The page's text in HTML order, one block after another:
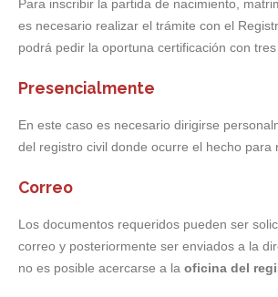
Para inscribir la partida de nacimiento,
es necesario realizar el trámite con el
podrá pedir la oportuna certificación con
Presencialmente
En este caso es necesario dirigirse
del registro civil donde ocurre el hecho para
Correo
Los documentos requeridos pueden ser
correo y posteriormente ser enviados a la
no es posible acercarse a la oficina del